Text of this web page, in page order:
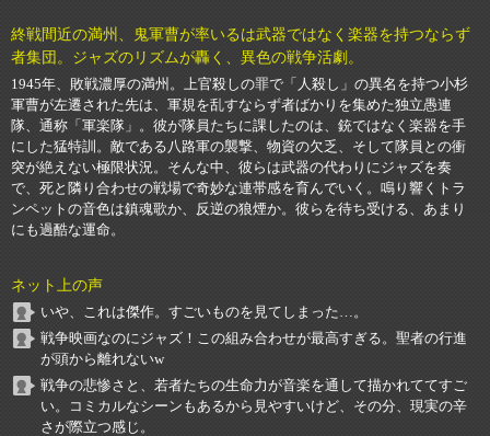
終戦間近の満州、鬼軍曹が率いるは武器ではなく楽器を持つならず
者集団。ジャズのリズムが轟く、異色の戦争活劇。
1945年、敗戦濃厚の満州。上官殺しの罪で「人殺し」の異名を持つ小杉
軍曹が左遷された先は、軍規を乱すならず者ばかりを集めた独立愚連
隊、通称「軍楽隊」。彼が隊員たちに課したのは、銃ではなく楽器を手
にした猛特訓。敵である八路軍の襲撃、物資の欠乏、そして隊員との衝
突が絶えない極限状況。そんな中、彼らは武器の代わりにジャズを奏
で、死と隣り合わせの戦場で奇妙な連帯感を育んでいく。鳴り響くトラ
ンペットの音色は鎮魂歌か、反逆の狼煙か。彼らを待ち受ける、あまり
にも過酷な運命。
ネット上の声
いや、これは傑作。すごいものを見てしまった…。
戦争映画なのにジャズ！この組み合わせが最高すぎる。聖者の行進
が頭から離れないw
戦争の悲惨さと、若者たちの生命力が音楽を通して描かれててすご
い。コミカルなシーンもあるから見やすいけど、その分、現実の辛
さが際立つ感じ。